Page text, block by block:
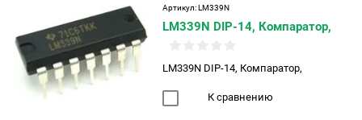
Артикул:LM339N
LM339N DIP-14, Компаратор,
LM339N DIP-14, Компаратор,
К сравнению